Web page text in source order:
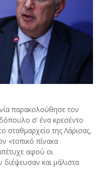
παρακολούθησε τον
σ’ ένα κρεσέντο
σταθμαρχείο της Λάρισας,
«τοπικό πίνακα
αφού οι
διέψευσαν και μάλιστα